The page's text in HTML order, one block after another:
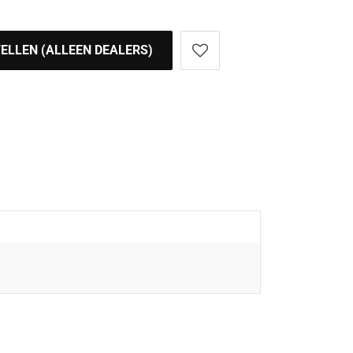
(ALLEEN DEALERS)